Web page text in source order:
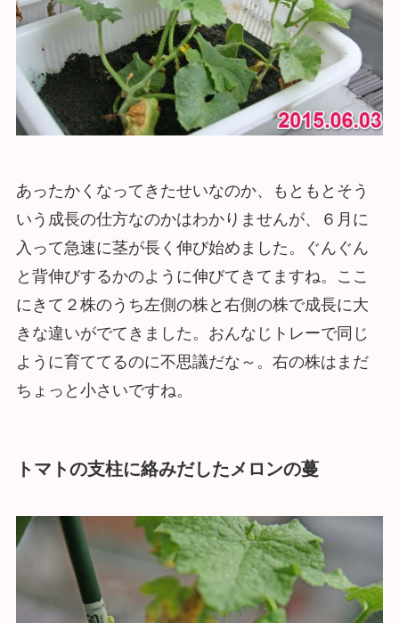
あったかくなってきたせいなのか、もともとそう
いう成長の仕方なのかはわかりませんが、６月に
入って急速に茎が長く伸び始めました。ぐんぐん
と背伸びするかのように伸びてきてますね。ここ
にきて２株のうち左側の株と右側の株で成長に大
きな違いがでてきました。おんなじトレーで同じ
ように育ててるのに不思議だな～。右の株はまだ
ちょっと小さいですね。
トマトの支柱に絡みだしたメロンの蔓